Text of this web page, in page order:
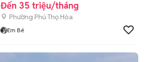
Đến 35 triệu/tháng
Phường Phú Thọ Hòa
Em Bé